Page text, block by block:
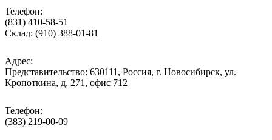
Телефон:
(831) 410-58-51
Склад: (910) 388-01-81
Адрес:
Представительство: 630111, Россия, г. Новосибирск, ул.
Кропоткина, д. 271, офис 712
Телефон:
(383) 219-00-09